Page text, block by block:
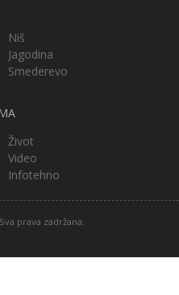
Niš
Jagodina
Smederevo
Život
Video
Infotehno
prava zadržana.